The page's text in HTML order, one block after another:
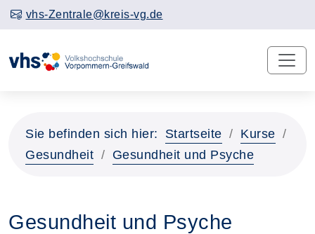
vhs-Zentrale@kreis-vg.de
Sie befinden sich hier: Startseite
Kurse
Gesundheit
Gesundheit und Psyche
Gesundheit und Psyche